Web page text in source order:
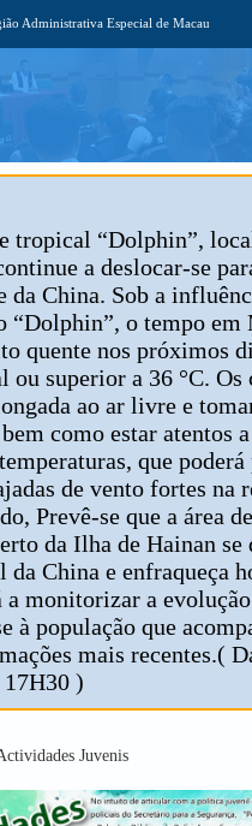
Administrativa Especial de Macau
tropical “Dolphin”,
a deslocar-se
da China. Sob a
“Dolphin”, o tempo em
quente nos próximos
superior a 36 °C. Os
ao ar livre e
como estar atentos
que
de vento fortes na
Prevê-se que a área
da Ilha de Hainan se
China e enfraqueça
a monitorizar a
à população que
mais recentes.(
)
Juvenis